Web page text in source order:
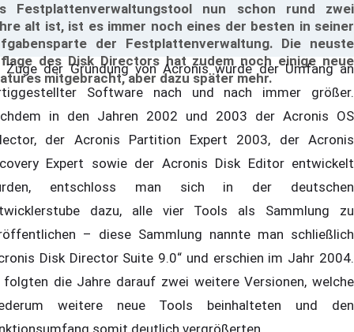
Festplattenverwaltungstool nun schon rund zwei
alt ist, ist es immer noch eines der besten in seiner
der Festplattenverwaltung. Die neuste
des Disk Directors hat zudem noch einige neue
mitgebracht, aber dazu später mehr.
Zuge der Gründung von Acronis wurde der Umfang an
Software nach und nach immer größer.
in den Jahren 2002 und 2003 der Acronis OS
der Acronis Partition Expert 2003, der Acronis
Expert sowie der Acronis Disk Editor entwickelt
entschloss man sich in der deutschen
dazu, alle vier Tools als Sammlung zu
– diese Sammlung nannte man schließlich
Disk Director Suite 9.0“ und erschien im Jahr 2004.
folgten die Jahre darauf zwei weitere Versionen, welche
weitere neue Tools beinhalteten und den
somit deutlich vergrößerten.